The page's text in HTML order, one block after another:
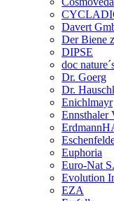
Davert
Der Biene
DIPSE
doc
Dr. Goerg
Dr.
Enichlmayr
Ennsthaler
Euphoria
Euro-Nat
Evolution
EZA